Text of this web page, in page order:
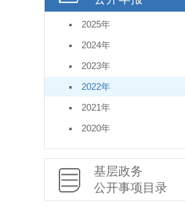
2025年
2024年
2023年
2022年
2021年
2020年
基层政务
公开事项目录